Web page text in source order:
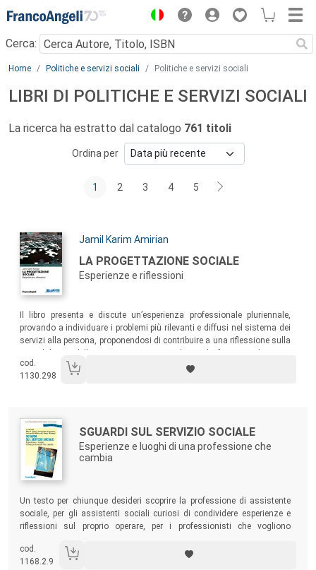
Menu
Cerca:
Main content
Home Politiche e servizi sociali Politiche e servizi sociali
LIBRI DI POLITICHE E SERVIZI SOCIALI
La ricerca ha estratto dal catalogo 761 titoli
Ordina per
1 2 3 4 5
Autori:
Jamil Karim Amirian
Titolo:
LA PROGETTAZIONE SOCIALE
Esperienze e riflessioni
Sommario:
Il libro presenta e discute un’esperienza professionale pluriennale,
provando a individuare i problemi più rilevanti e diffusi nel sistema dei
servizi alla persona, proponendosi di contribuire a una riflessione sulla
semplici e pratiche, grazie anche all’analisi di molti esempi e casi reali,
sulle principali criticità operative.
cod.
1130.298
Autori:
Titolo:
SGUARDI SUL SERVIZIO SOCIALE
Esperienze e luoghi di una professione che
cambia
Un testo per chiunque desideri scoprire la professione di assistente
sociale, per gli assistenti sociali curiosi di condividere esperienze e
riflessioni sul proprio operare, per i professionisti che vogliono
ampi spazi di collaborazione nel mondo del welfare, per gli studenti
che si preparano a svolgere la professione e i docenti e supervisori che
cod.
1168.2.9